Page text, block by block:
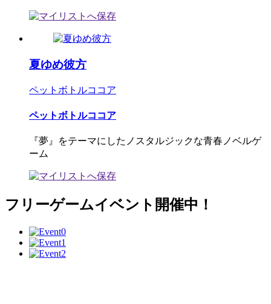
夏ゆめ彼方
ペットボトルココア
ペットボトルココア
『夢』をテーマにしたノスタルジックな青春ノベルゲ
ーム
フリーゲームイベント開催中！